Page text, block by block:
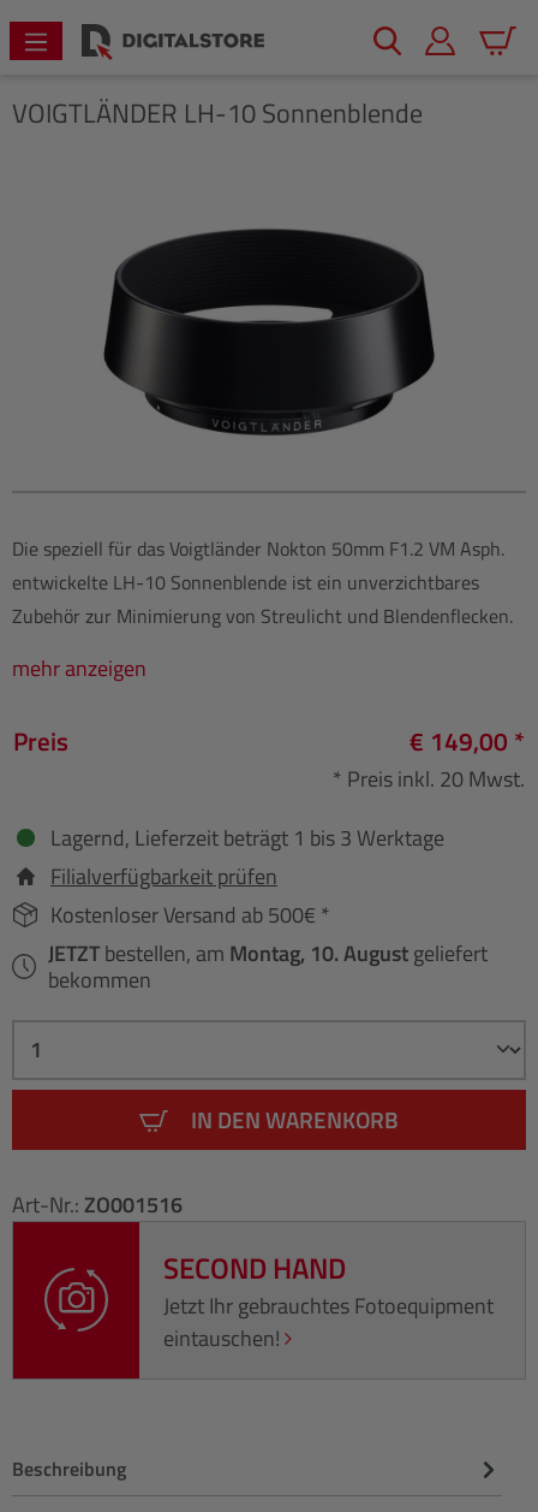
springen
VOIGTLÄNDER LH-10 Sonnenblende
Die speziell für das Voigtländer Nokton 50mm F1.2 VM Asph.
entwickelte LH-10 Sonnenblende ist ein unverzichtbares
Zubehör zur Minimierung von Streulicht und Blendenflecken.
mehr anzeigen
Preis € 149,00 *
* Preis inkl. 20 Mwst.
Lagernd, Lieferzeit beträgt 1 bis 3 Werktage
Filialverfügbarkeit prüfen
Kostenloser Versand ab 500€ *
JETZTbestellen, am Montag, 10. Augustgeliefert
bekommen
IN DEN WARENKORB
Art-Nr.: ZO001516
SECOND HAND
Jetzt Ihr gebrauchtes Fotoequipment
eintauschen!
Beschreibung